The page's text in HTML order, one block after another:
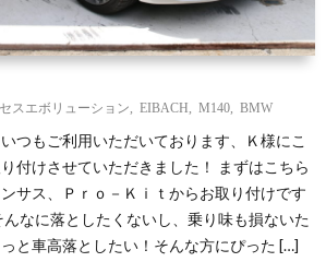
スエボリューション EIBACH M140 BMW
つもご利用いただいております、Ｋ様にこ
付けさせていただきました！ まずはこちら
サス、Ｐｒｏ－Ｋｉｔからお取り付けです
なに落としたくないし、乗り味も損ないた
と車高落としたい！そんな方にぴった […]